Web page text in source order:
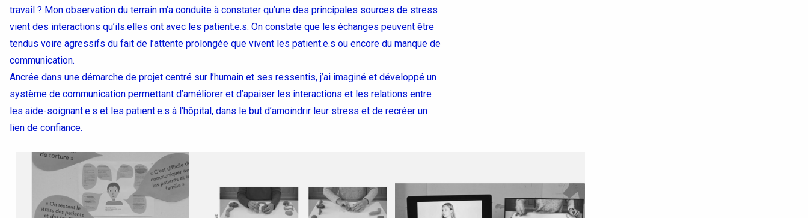
travail ? Mon observation du terrain m’a conduite à constater qu’une des principales sources de stress
vient des interactions qu’ils.elles ont avec les patient.e.s. On constate que les échanges peuvent être
tendus voire agressifs du fait de l’attente prolongée que vivent les patient.e.s ou encore du manque de
communication.
Ancrée dans une démarche de projet centré sur l’humain et ses ressentis, j’ai imaginé et développé un
système de communication permettant d’améliorer et d’apaiser les interactions et les relations entre
les aide-soignant.e.s et les patient.e.s à l’hôpital, dans le but d’amoindrir leur stress et de recréer un
lien de confiance.